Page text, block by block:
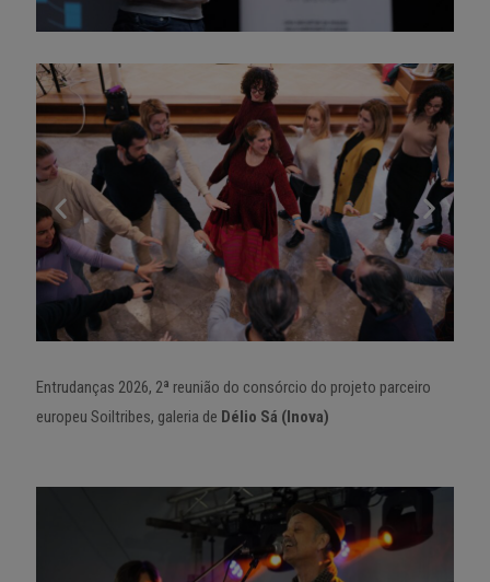
Entrudanças 2026, 2ª reunião do consórcio do projeto parceiro
europeu Soiltribes, galeria de Délio Sá (Inova)